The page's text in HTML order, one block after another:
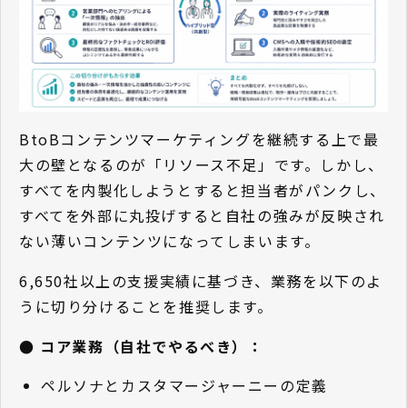
BtoBコンテンツマーケティングを継続する上で最
大の壁となるのが「リソース不足」です。しかし、
すべてを内製化しようとすると担当者がパンクし、
すべてを外部に丸投げすると自社の強みが反映され
ない薄いコンテンツになってしまいます。
6,650社以上の支援実績に基づき、業務を以下のよ
うに切り分けることを推奨します。
● コア業務（自社でやるべき）：
ペルソナとカスタマージャーニーの定義